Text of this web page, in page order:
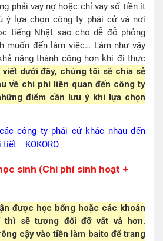
phải vay nợ hoặc chỉ vay số tiền ít
ý lựa chọn công ty phái cử và nơi
tiếng Nhật sao cho dễ đỗ phỏng
muốn đến làm việc… Làm như vậy
năng thành công hơn khi đi thực
viết dưới đây, chúng tôi sẽ chia sẻ
về chi phí liên quan đến công ty
điểm cần lưu ý khi lựa chọn
công ty phái cử khác nhau đến
｜KOKORO
sinh (Chi phí sinh hoạt +
được học bổng hoặc các khoản
thì sẽ tương đối đỡ vất vả hơn.
cậy vào tiền làm baito để trang